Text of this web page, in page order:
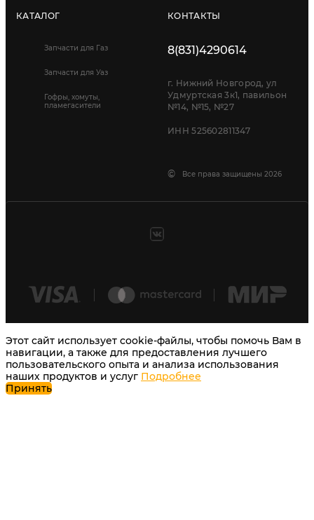
КАТАЛОГ
Запчасти для Газ
Запчасти для Уаз
Гофры, хомуты,
пламегасители
КОНТАКТЫ
8(831)4290614
г. Нижний Новгород, ул
Удмуртская 3к1, павильон
№14, №15, №27
ИНН 525602811347
© Все права защищены 2026
Этот сайт использует cookie-файлы, чтобы помочь Вам в
навигации, а также для предоставления лучшего
пользовательского опыта и анализа использования
наших продуктов и услуг Подробнее
Принять